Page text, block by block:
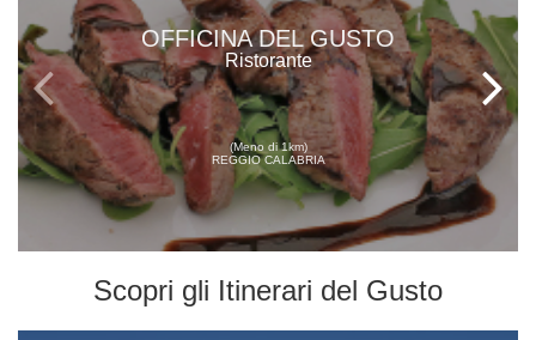
OFFICINA DEL GUSTO
Ristorante
(Meno di 1km)
REGGIO CALABRIA
Scopri gli Itinerari del Gusto